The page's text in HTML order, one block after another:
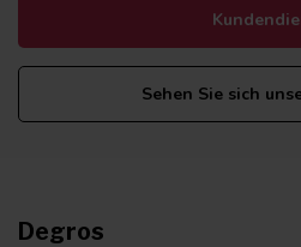
Sehen Sie sich
Degros